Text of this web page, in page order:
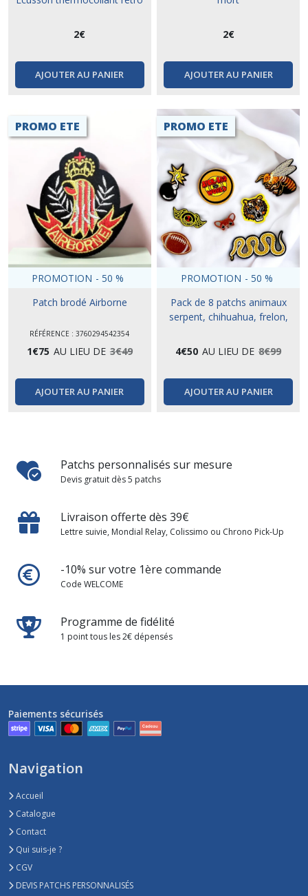
2€
AJOUTER AU PANIER
2€
AJOUTER AU PANIER
PROMO ETE
PROMOTION - 50 %
Patch brodé Airborne
RÉFÉRENCE : 3760294542354
1€75 AU LIEU DE 3€49
AJOUTER AU PANIER
PROMO ETE
PROMOTION - 50 %
Pack de 8 patchs animaux
serpent, chihuahua, frelon,
4€50 AU LIEU DE 8€99
AJOUTER AU PANIER
Patchs personnalisés sur mesure
Devis gratuit dès 5 patchs
Livraison offerte dès 39€
Lettre suivie, Mondial Relay, Colissimo ou Chrono Pick-Up
-10% sur votre 1ère commande
Code WELCOME
Programme de fidélité
1 point tous les 2€ dépensés
Paiements sécurisés
Navigation
Accueil
Catalogue
Contact
Qui suis-je ?
CGV
DEVIS PATCHS PERSONNALISÉS